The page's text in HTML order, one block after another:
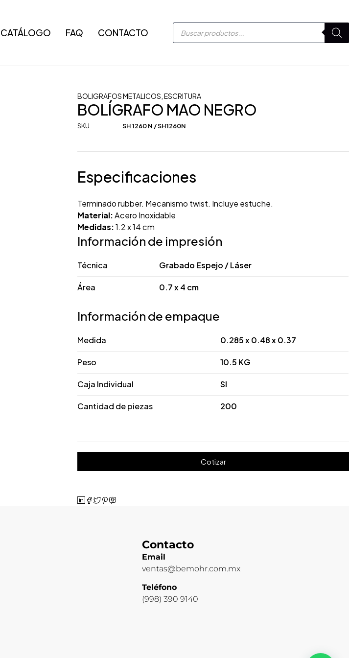
CATÁLOGO FAQ CONTACTO
BOLIGRAFOS METALICOS ,ESCRITURA
BOLÍGRAFO MAO NEGRO
SKU SH 1260 N / SH1260N
Especificaciones
Terminado rubber. Mecanismo twist. Incluye estuche.
Material:Acero Inoxidable
Medidas:1.2 x 14 cm
Información de impresión
Técnica Grabado Espejo / Láser
Área 0.7 x 4 cm
Información de empaque
Medida 0.285 x 0.48 x 0.37
Peso 10.5 KG
Caja Individual SI
Cantidad de piezas 200
Cotizar
Contacto
Email
ventas@bemohr.com.mx
Teléfono
(998) 390 9140